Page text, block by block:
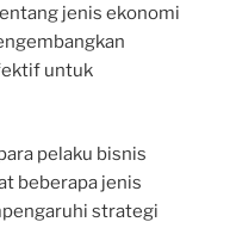
jenis ekonomi
untuk
pelaku bisnis
beberapa jenis
strategi